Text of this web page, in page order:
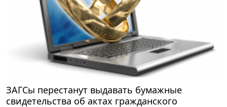
ЗАГСы перестанут выдавать бумажные
свидетельства об актах гражданского
состояния